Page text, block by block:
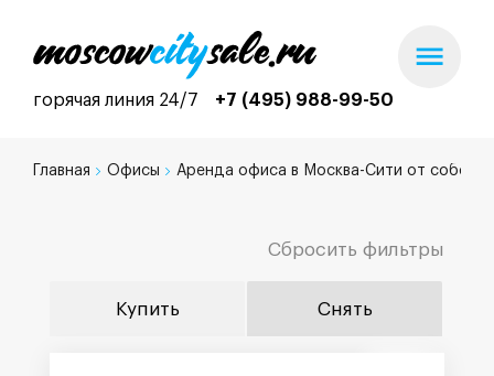
горячая линия 24/7 +7 (495) 988-99-50
Главная Офисы Аренда офиса в Москва-Сити от
Сбросить фильтры
Купить Снять